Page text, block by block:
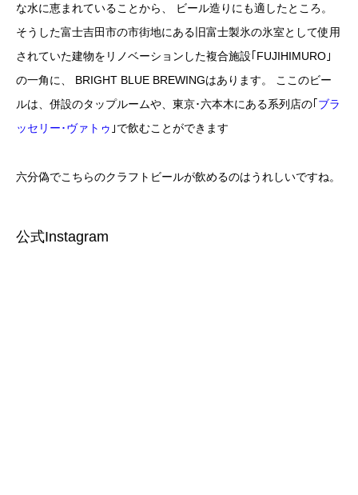
な水に恵まれていることから、 ビール造りにも適したところ。
そうした富士吉田市の市街地にある旧富士製氷の氷室として使用
されていた建物をリノベーションした複合施設｢FUJIHIMURO｣
の一角に、 BRIGHT BLUE BREWINGはあります。 ここのビー
ルは、併設のタップルームや、東京･六本木にある系列店の｢ ブラ
ッセリー･ヴァトゥ ｣で飲むことができます
六分偽でこちらのクラフトビールが飲めるのはうれしいですね。
公式Instagram